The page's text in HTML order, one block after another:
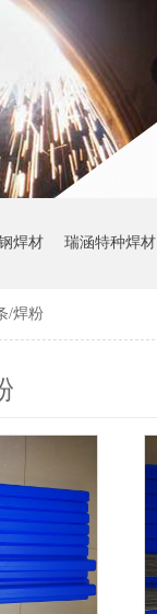
焊材 瑞涵特种焊材
/焊粉